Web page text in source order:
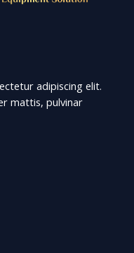
adipiscing elit.
mattis, pulvinar